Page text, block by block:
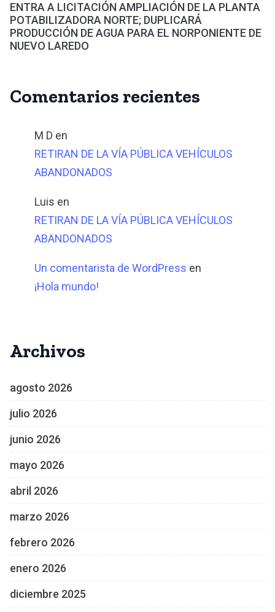
ENTRA A LICITACIÓN AMPLIACIÓN DE LA PLANTA
POTABILIZADORA NORTE; DUPLICARÁ
PRODUCCIÓN DE AGUA PARA EL NORPONIENTE DE
NUEVO LAREDO
Comentarios recientes
M D en
RETIRAN DE LA VÍA PÚBLICA VEHÍCULOS
ABANDONADOS
Luis en
RETIRAN DE LA VÍA PÚBLICA VEHÍCULOS
ABANDONADOS
Un comentarista de WordPress en
¡Hola mundo!
Archivos
agosto 2026
julio 2026
junio 2026
mayo 2026
abril 2026
marzo 2026
febrero 2026
enero 2026
diciembre 2025